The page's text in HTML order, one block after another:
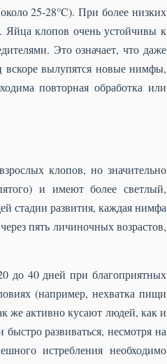
25-28°C). При более низких
Яйца клопов очень устойчивы к
Это означает, что даже
вылупятся новые нимфы,
повторная обработка или
клопов, но значительно
и имеют более светлый,
стадии развития, каждая нимфа
пять личиночных возрастов,
до 40 дней при благоприятных
(например, нехватка пищи
же активно кусают людей, как и
развиваться, несмотря на
истребления необходимо